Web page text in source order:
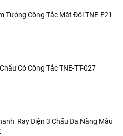
Tường Công Tắc Mặt Đôi TNE-F21-
Có Công Tắc TNE-TT-027
Ray Điện 3 Chấu Đa Năng Màu